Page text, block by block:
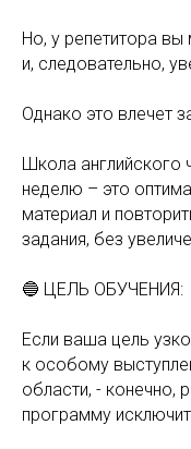
Но, у репетитора вы
и, следовательно,
Однако это влечет
Школа английского
неделю – это
материал и
задания, без
🔵 ЦЕЛЬ ОБУЧЕНИЯ:
Если ваша цель
к особому
области, - конечно,
программу